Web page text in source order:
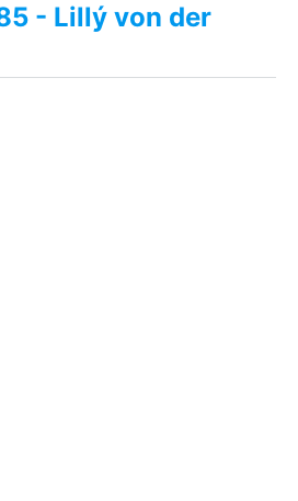
- Lillý von der